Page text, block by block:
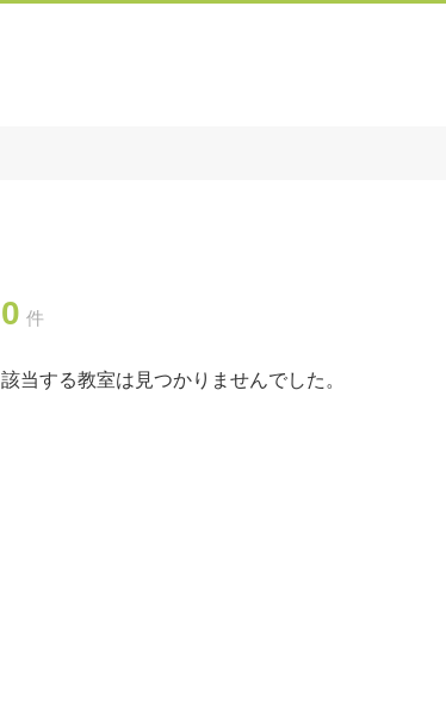
0 件
該当する教室は見つかりませんでした。